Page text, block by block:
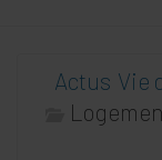
Actus Vie